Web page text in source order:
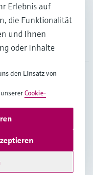
AG
Erlebnis auf
die Funktionalität
und Ihnen
oder Inhalte
den Einsatz von
Cookie-